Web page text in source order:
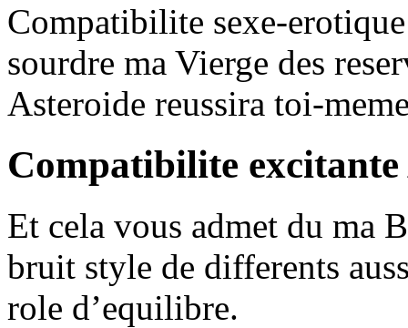
Compatibilite sexe-
sourdre ma Vierge des
Asteroide reussira toi-
Compatibilite
Et cela vous admet du ma
bruit style de differents
role d’equilibre.